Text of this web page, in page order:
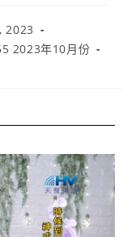
2023
2023年10月份